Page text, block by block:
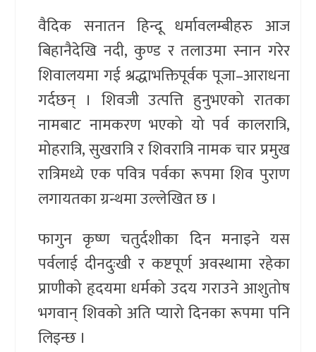
वैदिक सनातन हिन्दू धर्मावलम्बीहरु आज
बिहानैदेखि नदी, कुण्ड र तलाउमा स्नान गरेर
शिवालयमा गई श्रद्धाभक्तिपूर्वक पूजा–आराधना
गर्दछन् । शिवजी उत्पत्ति हुनुभएको रातका
नामबाट नामकरण भएको यो पर्व कालरात्रि,
मोहरात्रि, सुखरात्रि र शिवरात्रि नामक चार प्रमुख
रात्रिमध्ये एक पवित्र पर्वका रूपमा शिव पुराण
लगायतका ग्रन्थमा उल्लेखित छ ।
फागुन कृष्ण चतुर्दशीका दिन मनाइने यस
पर्वलाई दीनदुःखी र कष्टपूर्ण अवस्थामा रहेका
प्राणीको हृदयमा धर्मको उदय गराउने आशुतोष
भगवान् शिवको अति प्यारो दिनका रूपमा पनि
लिइन्छ ।